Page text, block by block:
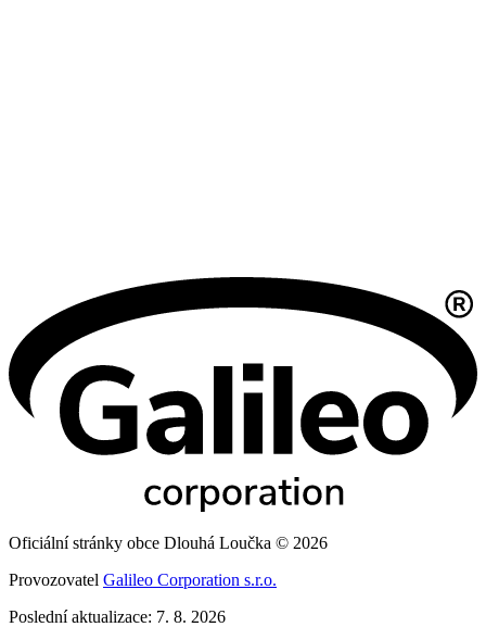
Oficiální stránky obce Dlouhá Loučka © 2026
Provozovatel Galileo Corporation s.r.o.
Poslední aktualizace: 7. 8. 2026